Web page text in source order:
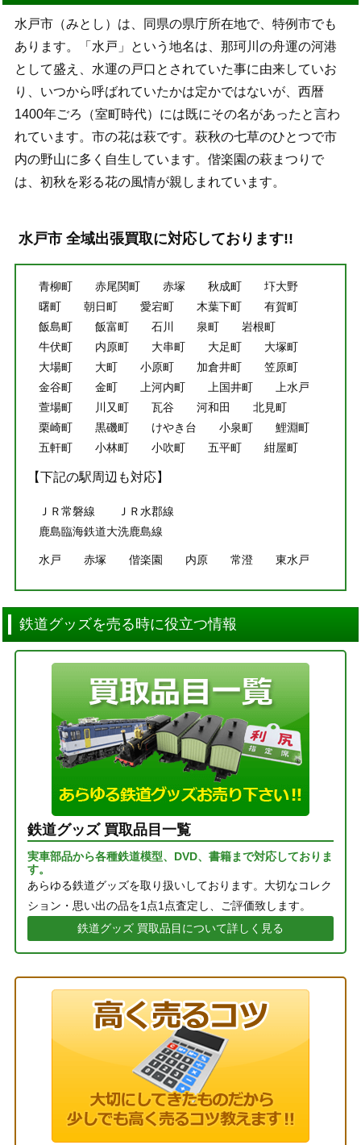
水戸市（みとし）は、同県の県庁所在地で、特例市でも
あります。「水戸」という地名は、那珂川の舟運の河港
として盛え、水運の戸口とされていた事に由来していお
り、いつから呼ばれていたかは定かではないが、西暦
1400年ごろ（室町時代）には既にその名があったと言わ
れています。市の花は萩です。萩秋の七草のひとつで市
内の野山に多く自生しています。偕楽園の萩まつりで
は、初秋を彩る花の風情が親しまれています。
水戸市 全域出張買取に対応しております!!
青柳町 赤尾関町 赤塚 秋成町
圷大野
曙町
朝日町 愛宕町 木葉下町
有賀町
飯島町
飯富町 石川 泉町
岩根町
牛伏町
内原町 大串町 大足町
大塚町
大場町
大町 小原町 加倉井町
笠原町
金谷町
金町 上河内町 上国井町
上水戸
萱場町
川又町 瓦谷 河和田
北見町
栗崎町
黒磯町 けやき台 小泉町
鯉淵町
五軒町
小林町 小吹町 五平町 紺屋町
【下記の駅周辺も対応】
ＪＲ常磐線
ＪＲ水郡線
鹿島臨海鉄道大洗鹿島線
水戸 赤塚 偕楽園 内原 常澄 東水戸
鉄道グッズを売る時に役立つ情報
鉄道グッズ 買取品目一覧
実車部品から各種鉄道模型、DVD、書籍まで対応しておりま
す。
あらゆる鉄道グッズを取り扱いしております。大切なコレク
ション・思い出の品を1点1点査定し、ご評価致します。
鉄道グッズ 買取品目について詳しく見る